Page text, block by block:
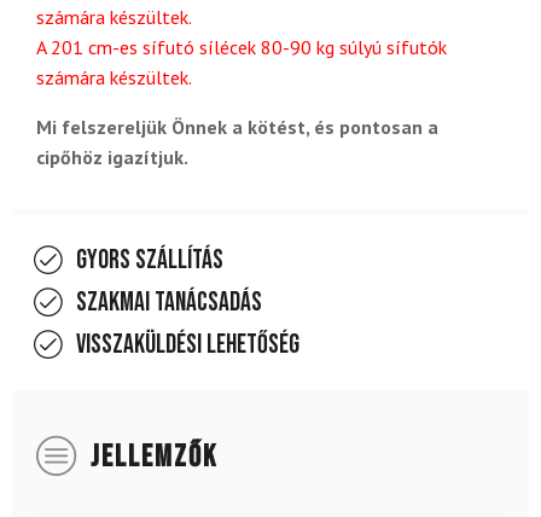
számára készültek.
A 201 cm-es sífutó sílécek 80-90 kg súlyú sífutók
számára készültek.
Mi felszereljük Önnek a kötést, és pontosan a
cipőhöz igazítjuk.
Gyors szállítás
Szakmai tanácsadás
Visszaküldési lehetőség
JELLEMZŐK